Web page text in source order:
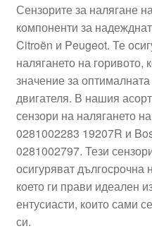
Количка
Контакт
Моята сметка
Плащанията
Политика за
Правила и условия
Сензорите за налягане
компоненти за
Citroën и Peugeot. Те
налягането на горивото,
значение за
двигателя. В нашия
сензори на налягането
0281002283 19207R и
0281002797. Тези
осигуряват дългосрочна
което ги прави идеален
ентусиасти, които сами
си.